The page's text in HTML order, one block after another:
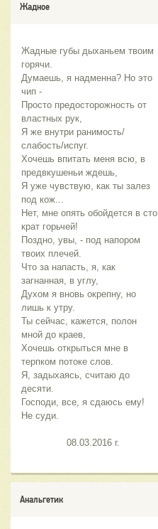
Жадное
Жадные губы дыханьем твоим
горячи.
Думаешь, я надменна? Но это
чип -
Просто предосторожность от
властных рук,
Я же внутри ранимость/
слабость/испуг.
Хочешь впитать меня всю, в
предвкушеньи ждешь,
Я уже чувствую, как ты залез
под кож...
Нет, мне опять обойдется в сто
крат горьчей!
Поздно, увы, - под напором
твоих плечей.
Что за напасть, я, как
загнанная, в углу,
Духом я вновь окрепну, но
лишь к утру.
Ты сейчас, кажется, полон
мной до краев,
Хочешь открыться мне в
терпком потоке слов.
Я, задыхаясь, считаю до
десяти.
Господи, все, я сдаюсь ему!
Не суди.
                08.03.2016 г.
Анальгетик